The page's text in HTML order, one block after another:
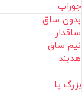
جوراب
بدون ساق
ساقدار
نیم ساق
هدبند
بزرگ پا